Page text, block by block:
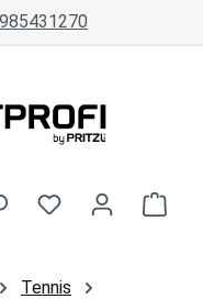
Tennis